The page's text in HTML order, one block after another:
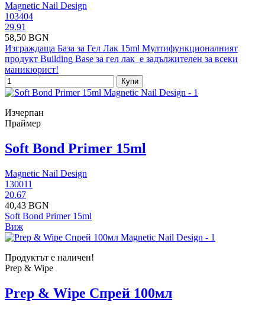
Magnetic Nail Design
103404
29.91
58,50 BGN
Изграждаща База за Гел Лак 15ml Мултифункционалният
продукт Building Base за гел лак е задължителен за всеки
маникюрист!
Купи
Изчерпан
Праймер
Soft Bond Primer 15ml
Magnetic Nail Design
130011
20.67
40,43 BGN
Soft Bond Primer 15ml
Виж
Продуктът е наличен!
Prep & Wipe
Prep & Wipe Спрей 100мл